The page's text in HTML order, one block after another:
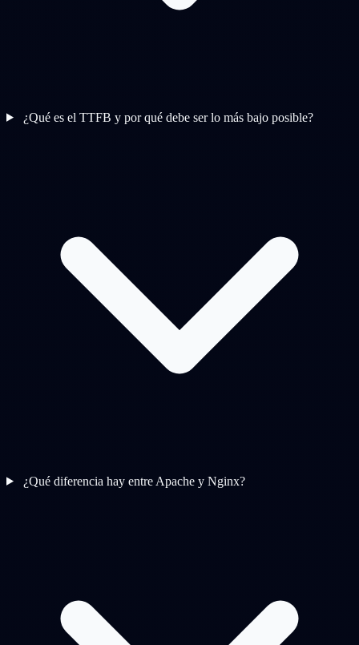
¿Qué es el TTFB y por qué debe ser lo más bajo posible?
¿Qué diferencia hay entre Apache y Nginx?